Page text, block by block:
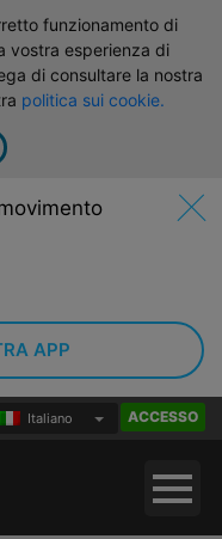
funzionamento di
vostra esperienza di
di consultare la nostra
politica sui cookie.
APP
Italiano ACCESSO